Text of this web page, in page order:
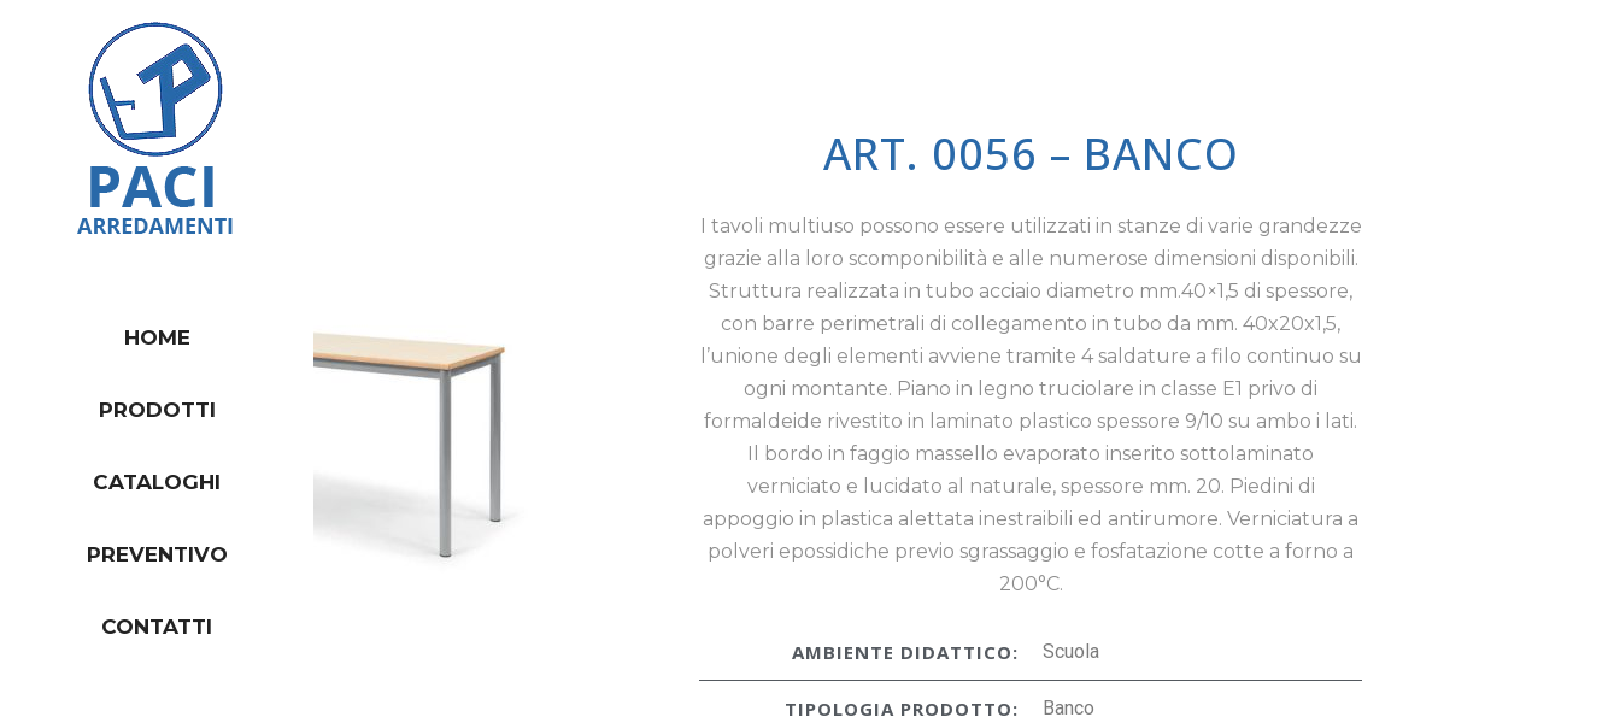
HOME
PRODOTTI
CATALOGHI
PREVENTIVO
CONTATTI
ART. 0056 – BANCO
I tavoli multiuso possono essere utilizzati in stanze di varie grandezze
grazie alla loro scomponibilità e alle numerose dimensioni disponibili.
Struttura realizzata in tubo acciaio diametro mm.40×1,5 di spessore,
con barre perimetrali di collegamento in tubo da mm. 40x20x1,5,
l’unione degli elementi avviene tramite 4 saldature a filo continuo su
ogni montante. Piano in legno truciolare in classe E1 privo di
formaldeide rivestito in laminato plastico spessore 9/10 su ambo i lati.
Il bordo in faggio massello evaporato inserito sottolaminato
verniciato e lucidato al naturale, spessore mm. 20. Piedini di
appoggio in plastica alettata inestraibili ed antirumore. Verniciatura a
polveri epossidiche previo sgrassaggio e fosfatazione cotte a forno a
200°C.
AMBIENTE DIDATTICO: Scuola
TIPOLOGIA PRODOTTO: Banco